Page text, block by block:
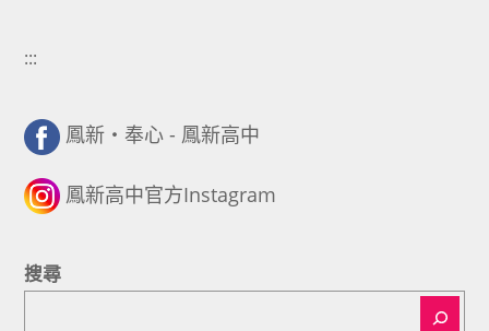
:::
鳳新・奉心 - 鳳新高中
鳳新高中官方Instagram
搜尋